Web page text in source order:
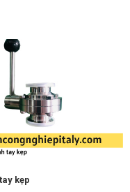
kẹp